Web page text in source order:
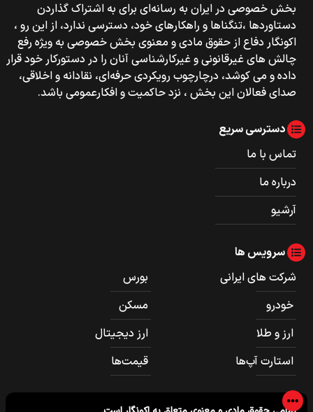
بخش خصوصی‌‌ در ایران به رسانه‌ای برای به اشتراک گذاردن
دستاوردها ،تنگناها و راهکارهای خود، دسترسی ندارد، از این رو ،
اکونگار دفاع از حقوق مادی و معنوی بخش خصوصی به ویژه رفع
چالش های غیرقانونی و غیرکارشناسی آنان را در دستورکار خود قرار
داده و می کوشد، درچارچوب رویکردی حرفه‌ای، نقادانه و اخلاقی،
صدای فعالان این بخش ، نزد حاکمیت و افکارعمومی باشد.
دسترسی سریع
تماس با ما
درباره ما
آرشیو
سرویس ها
شرکت های ایرانی
بورس
خودرو
مسکن
ارز و طلا
ارز دیجیتال
استارت آپ‌ها
قیمت‌ها